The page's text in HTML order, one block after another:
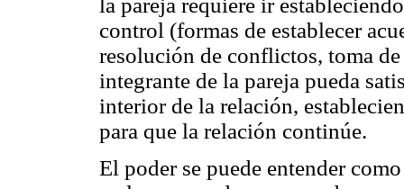
control (formas de establecer
resolución de conflictos, toma
integrante de la pareja pueda
interior de la relación,
para que la relación continúe.
El poder se puede entender